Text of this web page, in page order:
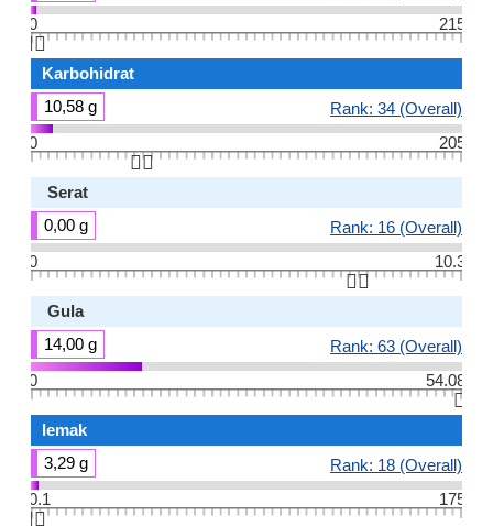
0
215
👆🏻
Karbohidrat
10,58 g
Rank: 34 (Overall)
0
205
👆🏻
Serat
0,00 g
Rank: 16 (Overall)
0
10.3
👆🏻
Gula
14,00 g
Rank: 63 (Overall)
0
54.08
👆🏻
lemak
3,29 g
Rank: 18 (Overall)
0.1
175
👆🏻